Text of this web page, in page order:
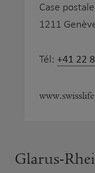
Case
1211
Tél: +41 22
Glarus-